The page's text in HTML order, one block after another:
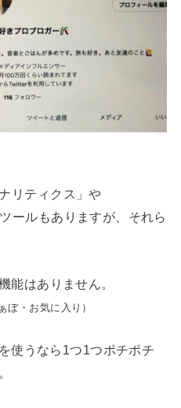
リティクス」や
ールもありますが、それら
能はありません。
ぼ・お気に入り）
使うなら1つ1つポチポチ